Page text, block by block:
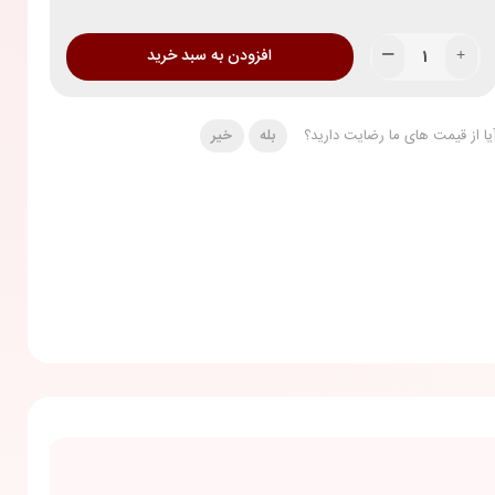
افزودن به سبد خرید
از قیمت های ما رضایت دارید؟ بله خیر